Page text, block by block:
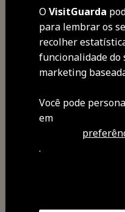
+ Informação
em:Teatro
OVisitGuarda
para lembrar os
recolher
funcionalidade do
marketing
Você pode
em
.